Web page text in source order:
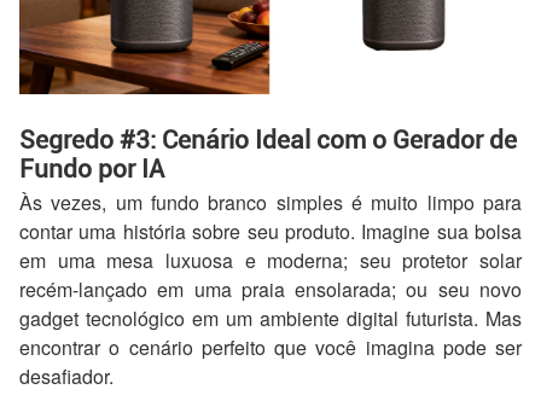
Segredo #3: Cenário Ideal com o Gerador de
Fundo por IA
Às vezes, um fundo branco simples é muito limpo para
contar uma história sobre seu produto. Imagine sua bolsa
em uma mesa luxuosa e moderna; seu protetor solar
recém-lançado em uma praia ensolarada; ou seu novo
gadget tecnológico em um ambiente digital futurista. Mas
encontrar o cenário perfeito que você imagina pode ser
desafiador.